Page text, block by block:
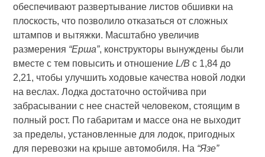
обеспечивают развертывание листов обшивки на
плоскость, что позволило отказаться от сложных
штампов и вытяжки. Масштабно увеличив
размерения “Ерша”, конструкторы вынуждены были
вместе с тем повысить и отношениеL/B с 1,84 до
2,21, чтобы улучшить ходовые качества новой лодки
на веслах. Лодка достаточно остойчива при
забрасывании с нее снастей человеком, стоящим в
полный рост. По габаритам и массе она не выходит
за пределы, установленные для лодок, пригодных
для перевозки на крыше автомобиля. На “Язе”